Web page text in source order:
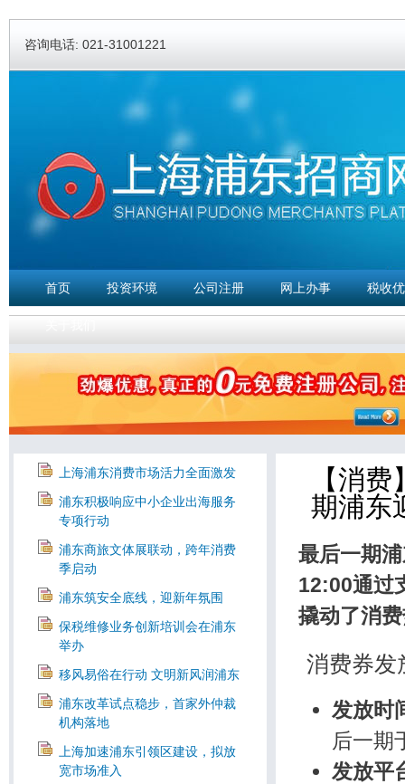
咨询电话: 021-31001221
首页 投资环境 公司注册 网上办事 税收
上海浦东消费市场活力全面激发
浦东积极响应中小企业出海服务
专项行动
浦东商旅文体展联动，跨年消费
季启动
浦东筑安全底线，迎新年氛围
保税维修业务创新培训会在浦东
举办
移风易俗在行动 文明新风润浦东
浦东改革试点稳步，首家外仲裁
机构落地
上海加速浦东引领区建设，拟放
宽市场准入
【消
期浦东
最后一期
12:00通过
撬动了消
消费券发
发放时
后一期
发放平